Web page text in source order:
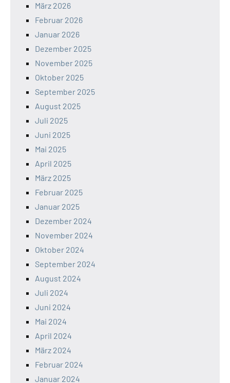
März 2026
Februar 2026
Januar 2026
Dezember 2025
November 2025
Oktober 2025
September 2025
August 2025
Juli 2025
Juni 2025
Mai 2025
April 2025
März 2025
Februar 2025
Januar 2025
Dezember 2024
November 2024
Oktober 2024
September 2024
August 2024
Juli 2024
Juni 2024
Mai 2024
April 2024
März 2024
Februar 2024
Januar 2024